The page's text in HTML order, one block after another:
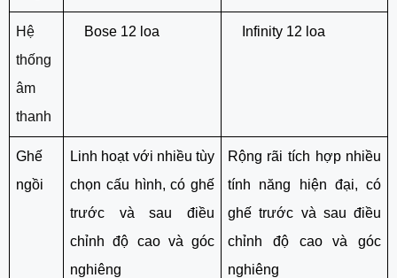
Hệ
thống
âm
thanh
Bose 12 loa Infinity 12 loa
Ghế
ngồi
Linh hoạt với nhiều tùy
chọn cấu hình, có ghế
trước và sau điều
chỉnh độ cao và góc
nghiêng
Rộng rãi tích hợp nhiều
tính năng hiện đại, có
ghế trước và sau điều
chỉnh độ cao và góc
nghiêng